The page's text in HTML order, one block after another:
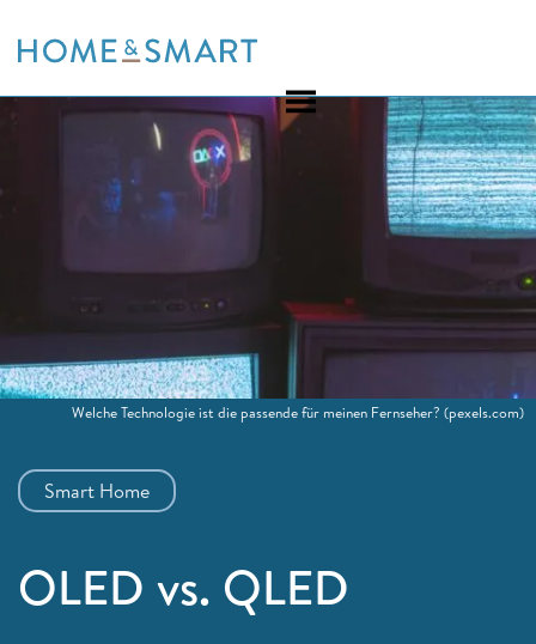
to
Smart Home
OLED vs. QLED
Welche Technologie ist die passende für meinen Fernseher? (pexels.com)